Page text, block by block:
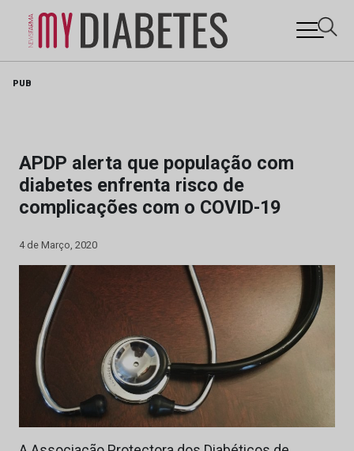
PUB
APDP alerta que população com
diabetes enfrenta risco de
complicações com o COVID-19
4 de Março, 2020